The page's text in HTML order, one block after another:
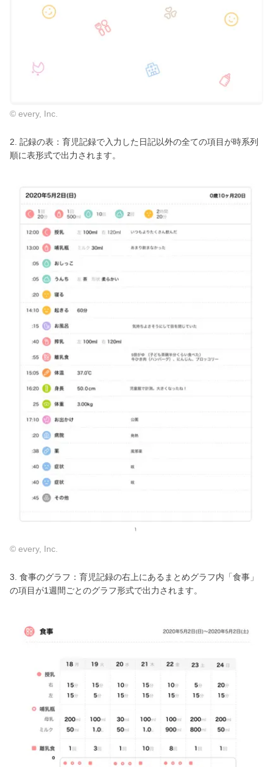
© every, Inc.
2. 記録の表：育児記録で入力した日記以外の全ての項目が時系列
順に表形式で出力されます。
© every, Inc.
3. 食事のグラフ：育児記録の右上にあるまとめグラフ内「食事」
の項目が1週間ごとのグラフ形式で出力されます。